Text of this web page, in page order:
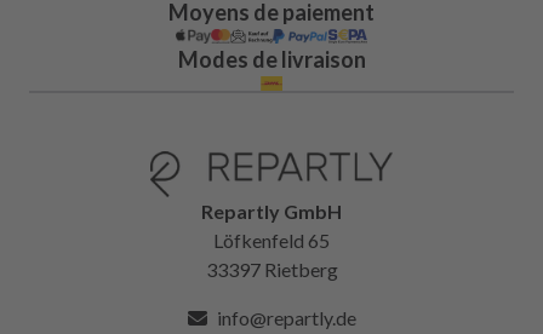
Moyens de paiement
Modes de livraison
Repartly GmbH
Löfkenfeld 65
33397 Rietberg
info@repartly.de